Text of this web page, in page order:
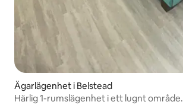
Ägarlägenhet i Belstead
Härlig 1-rumslägenhet i ett lugnt område.